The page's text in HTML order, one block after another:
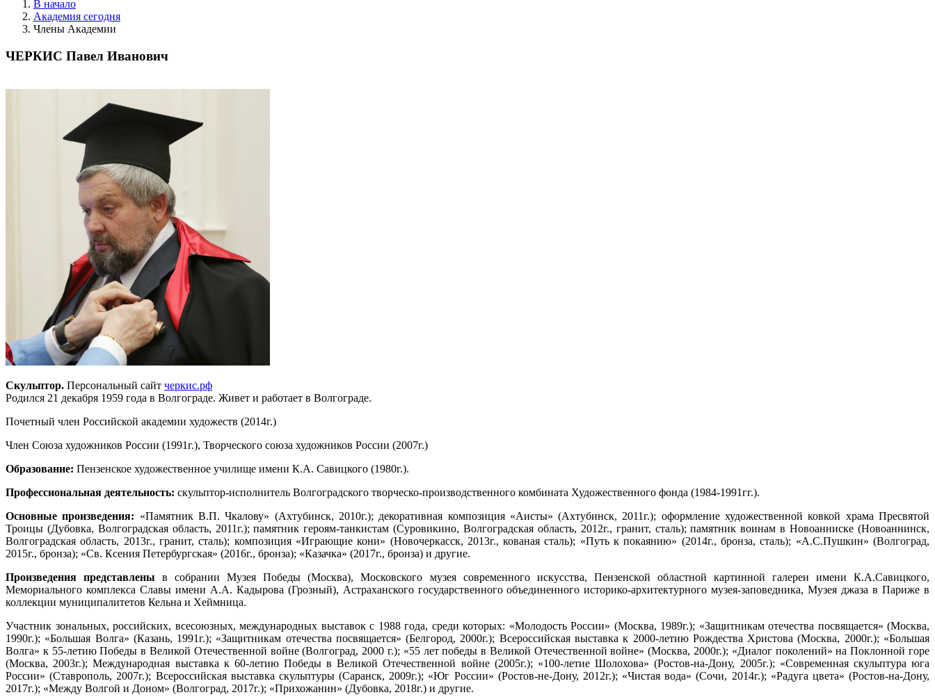
В начало
Академия сегодня
Члены Академии
ЧЕРКИС Павел Иванович
Скульптор. Персональный сайт черкис.рф
Родился 21 декабря 1959 года в Волгограде. Живет и работает в Волгограде.
Почетный член Российской академии художеств (2014г.)
Член Союза художников России (1991г.), Творческого союза художников России (2007г.)
Образование: Пензенское художественное училище имени К.А. Савицкого (1980г.).
Профессиональная деятельность: скульптор-исполнитель Волгоградского творческо-производственного комбината Художественного фонда (1984-1991гг.).
Основные произведения: «Памятник В.П. Чкалову» (Ахтубинск, 2010г.); декоративная композиция «Аисты» (Ахтубинск, 2011г.); оформление художественной ковкой храма Пресвятой
Троицы (Дубовка, Волгоградская область, 2011г.); памятник героям-танкистам (Суровикино, Волгоградская область, 2012г., гранит, сталь); памятник воинам в Новоанниске (Новоаннинск,
Волгоградская область, 2013г., гранит, сталь); композиция «Играющие кони» (Новочеркасск, 2013г., кованая сталь); «Путь к покаянию» (2014г., бронза, сталь); «А.С.Пушкин» (Волгоград,
2015г., бронза); «Св. Ксения Петербургская» (2016г., бронза); «Казачка» (2017г., бронза) и другие.
Произведения представлены в собрании Музея Победы (Москва), Московского музея современного искусства, Пензенской областной картинной галереи имени К.А.Савицкого,
Мемориального комплекса Славы имени А.А. Кадырова (Грозный), ‎Астраханского государственного объединенного историко-архитектурного музея-заповедника, Музея джаза в Париже в
коллекции муниципалитетов Кельна и Хеймница.
Участник зональных, российских, всесоюзных, международных выставок с 1988 года, среди которых: «Молодость России» (Москва, 1989г.); «Защитникам отечества посвящается» (Москва,
1990г.); «Большая Волга» (Казань, 1991г.); «Защитникам отечества посвящается» (Белгород, 2000г.); Всероссийская выставка к 2000-летию Рождества Христова (Москва, 2000г.); «Большая
Волга» к 55-летию Победы в Великой Отечественной войне (Волгоград, 2000 г.); «55 лет победы в Великой Отечественной войне» (Москва, 2000г.); «Диалог поколений» на Поклонной горе
(Москва, 2003г.); Международная выставка к 60-летию Победы в Великой Отечественной войне (2005г.); «100-летие Шолохова» (Ростов-на-Дону, 2005г.); «Современная скульптура юга
России» (Ставрополь, 2007г.); Всероссийская выставка скульптуры (Саранск, 2009г.); «Юг России» (Ростов-не-Дону, 2012г.); «Чистая вода» (Сочи, 2014г.); «Радуга цвета» (Ростов-на-Дону,
2017г.); «Между Волгой и Доном» (Волгоград, 2017г.); «Прихожанин» (Дубовка, 2018г.) и другие.